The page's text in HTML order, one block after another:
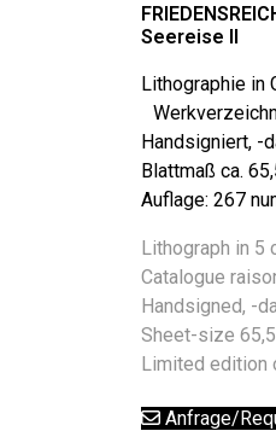
Seereise II
Lithographie in
Handsigniert, -
Blattmaß ca.
Auflage: 267
Lithograph in 5
Catalogue
Handsigned, -
Sheet-size
Limited edition
Anfrage/